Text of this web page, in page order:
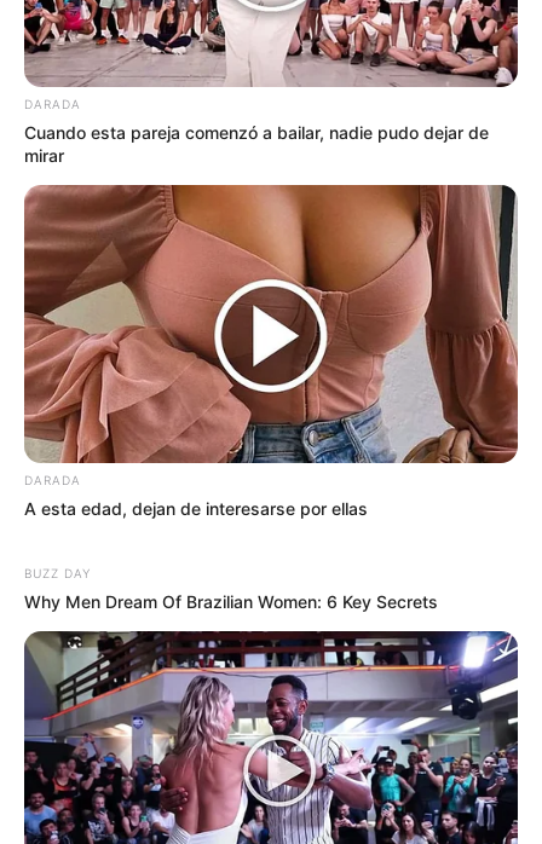
DARADA
Cuando esta pareja comenzó a bailar, nadie pudo dejar de
mirar
DARADA
A esta edad, dejan de interesarse por ellas
BUZZ DAY
Why Men Dream Of Brazilian Women: 6 Key Secrets